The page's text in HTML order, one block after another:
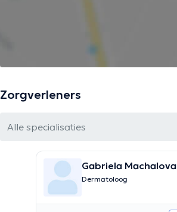
Zorgverleners
Alle specialisaties
Gabriela Machalova
Dermatoloog